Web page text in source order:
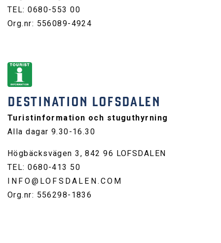
DESTINATION LOFSDALEN
Turistinformation och stuguthyrning
Alla dagar 9.30-16.30
Högbäcksvägen 3, 842 96 LOFSDALEN
TEL: 0680-413 50
INFO@LOFSDALEN.COM
Org.nr: 556298-1836
TEL: 0680-553 00
Org.nr: 556089-4924